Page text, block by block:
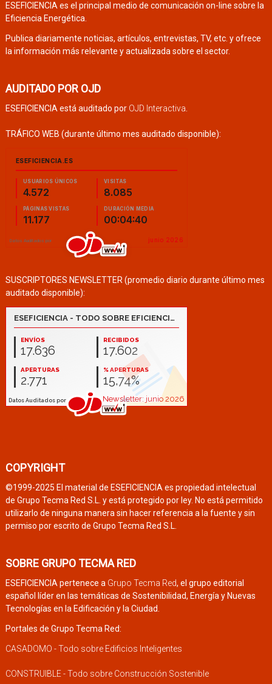
ESEFICIENCIA es el principal medio de comunicación on-line sobre la
Eficiencia Energética.
Publica diariamente noticias, artículos, entrevistas, TV, etc. y ofrece
la información más relevante y actualizada sobre el sector.
AUDITADO POR OJD
ESEFICIENCIA está auditado por OJD Interactiva.
TRÁFICO WEB (durante último mes auditado disponible):
SUSCRIPTORES NEWSLETTER (promedio diario durante último mes
auditado disponible):
COPYRIGHT
©1999-2025 El material de ESEFICIENCIA es propiedad intelectual
de Grupo Tecma Red S.L. y está protegido por ley. No está permitido
utilizarlo de ninguna manera sin hacer referencia a la fuente y sin
permiso por escrito de Grupo Tecma Red S.L.
SOBRE GRUPO TECMA RED
ESEFICIENCIA pertenece a Grupo Tecma Red, el grupo editorial
español líder en las temáticas de Sostenibilidad, Energía y Nuevas
Tecnologías en la Edificación y la Ciudad.
Portales de Grupo Tecma Red:
CASADOMO - Todo sobre Edificios Inteligentes
CONSTRUIBLE - Todo sobre Construcción Sostenible